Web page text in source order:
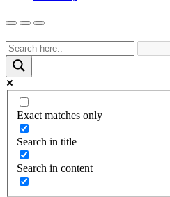
Exact matches only
Search in title
Search in content